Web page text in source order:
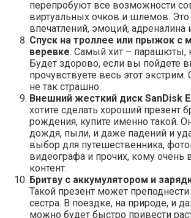
перепробуют все возможности
виртуальных очков и шлемов. Это
впечатлений, эмоций, адреналина
Спуск на троллее или прыжок с
веревке. Самый хит – парашюты,
Будет здорово, если вы пойдете
прочувствуете весь этот экстрим.
не так страшно.
Внешний жесткий диск SanDisk
хотите сделать хороший презент
рождения, купите именно такой.
дождя, пыли, и даже падений и
выбор для путешественника,
видеографа и прочих, кому очень
контент.
Бритву с аккумулятором и
Такой презент может преподнести
сестра. В поездке, на природе, и
можно будет быстро привести